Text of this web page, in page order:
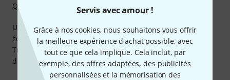
Servis avec amour !
Grâce à nos cookies, nous souhaitons vous offrir
la meilleure expérience d'achat possible, avec
tout ce que cela implique. Cela inclut, par
exemple, des offres adaptées, des publicités
personnalisées et la mémorisation des
Utilisation pour un usage professionnel. Meilleur
compromis pour passer du SDI en HDMI et inversement.
Très bonne qualité et très bonne résistance dans
différentes conditions.
Qualité de fabrication